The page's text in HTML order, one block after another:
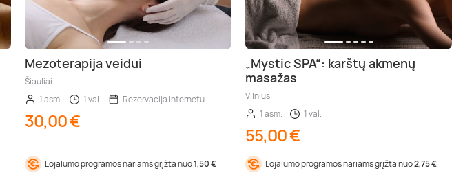
Mezoterapija veidui
Šiauliai
1 asm.
1 val. Rezervacija internetu
30,00 €
Lojalumo programos nariams grįžta nuo1,50 €
„Mystic SPA“: karštų akmenų
masažas
Vilnius
1 asm.
1 val.
55,00 €
Lojalumo programos nariams grįžta nuo2,75 €